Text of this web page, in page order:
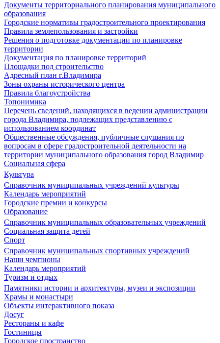
Документы территориального планирования муниципального
образования
Городские нормативы градостроительного проектирования
Правила землепользования и застройки
Решения о подготовке документации по планировке
территории
Документация по планировке территорий
Площадки под строительство
Адресный план г.Владимира
Зоны охраны исторического центра
Правила благоустройства
Топонимика
Перечень сведений, находящихся в ведении администрации
города Владимира, подлежащих представлению с
использованием координат
Общественные обсуждения, публичные слушания по
вопросам в сфере градостроительной деятельности на
территории муниципального образования город Владимир
Социальная сфера
Культура
Справочник муниципальных учреждений культуры
Календарь мероприятий
Городские премии и конкурсы
Образование
Справочник муниципальных образовательных учреждений
Социальная защита детей
Спорт
Справочник муниципальных спортивных учреждений
Наши чемпионы
Календарь мероприятий
Туризм и отдых
Памятники истории и архитектуры, музеи и экспозиции
Храмы и монастыри
Объекты интерактивного показа
Досуг
Рестораны и кафе
Гостиницы
Городское пространство